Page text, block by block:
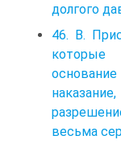
долгого
46. В.
весьма